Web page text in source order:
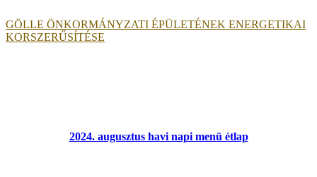
GÖLLE ÖNKORMÁNYZATI ÉPÜLETÉNEK ENERGETIKAI
KORSZERŰSÍTÉSE
2024. augusztus havi napi menü étlap